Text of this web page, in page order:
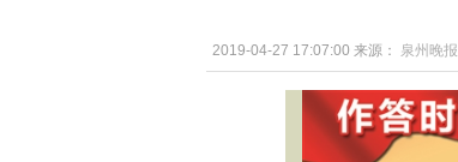
2019-04-27 17:07:00 来源： 泉州晚报